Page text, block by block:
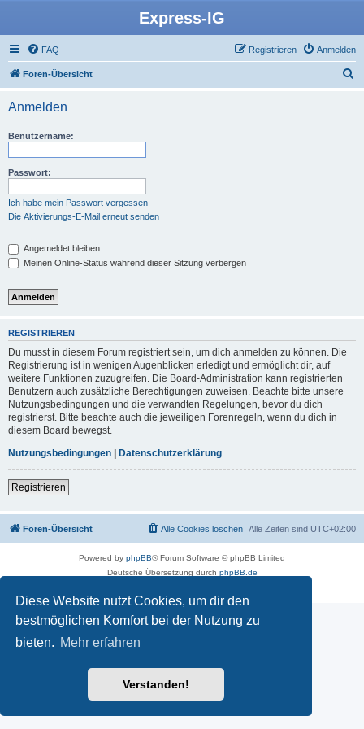
Diese Website nutzt Cookies, um dir den
bestmöglichen Komfort bei der Nutzung zu
bieten. Mehr erfahren
Verstanden!
Express-IG
FAQ Anmelden
Registrieren
Foren-Übersicht
Anmelden
Benutzername:
Passwort:
Ich habe mein Passwort vergessen
Die Aktivierungs-E-Mail erneut senden
Angemeldet bleiben
Meinen Online-Status während dieser Sitzung verbergen
REGISTRIEREN
Du musst in diesem Forum registriert sein, um dich anmelden zu können. Die
Registrierung ist in wenigen Augenblicken erledigt und ermöglicht dir, auf
weitere Funktionen zuzugreifen. Die Board-Administration kann registrierten
Benutzern auch zusätzliche Berechtigungen zuweisen. Beachte bitte unsere
Nutzungsbedingungen und die verwandten Regelungen, bevor du dich
registrierst. Bitte beachte auch die jeweiligen Forenregeln, wenn du dich in
diesem Board bewegst.
Nutzungsbedingungen | Datenschutzerklärung
Registrieren
Foren-Übersicht Alle Zeiten sind UTC+02:00
Alle Cookies löschen
Powered by phpBB® Forum Software © phpBB Limited
Deutsche Übersetzung durch phpBB.de